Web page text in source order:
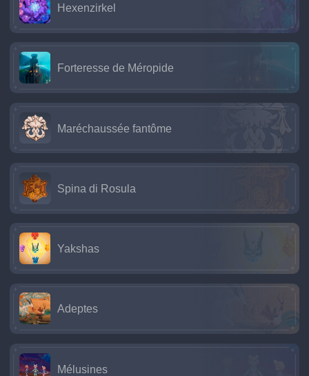
Hexenzirkel
Forteresse de Méropide
Maréchaussée fantôme
Spina di Rosula
Yakshas
Adeptes
Mélusines